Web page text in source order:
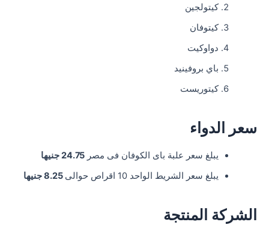
كيتولجين
كيتوفان
دواوكيت
باي بروفينيد
كيتوريست
سعر الدواء
يبلغ سعر علبة باى الكوفان فى مصر 24.75 جنيها
يبلغ سعر الشريط الواحد 10 اقراص حوالى
الشركة المنتجة